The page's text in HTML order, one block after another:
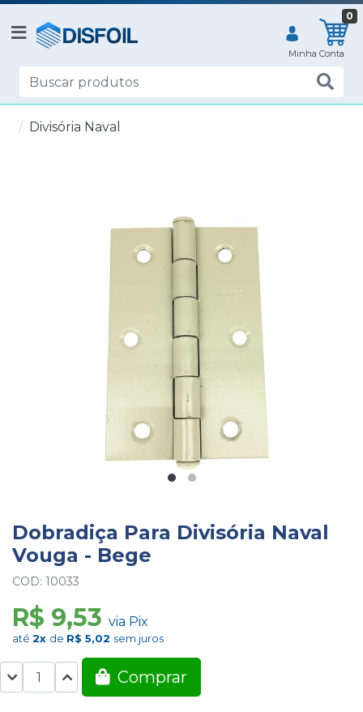
0
Divisória Naval
Dobradiça Para Divisória Naval
Vouga - Bege
COD: 10033
até 2x de R$ 5,02 sem juros
R$ 9,53 via Pix
Comprar